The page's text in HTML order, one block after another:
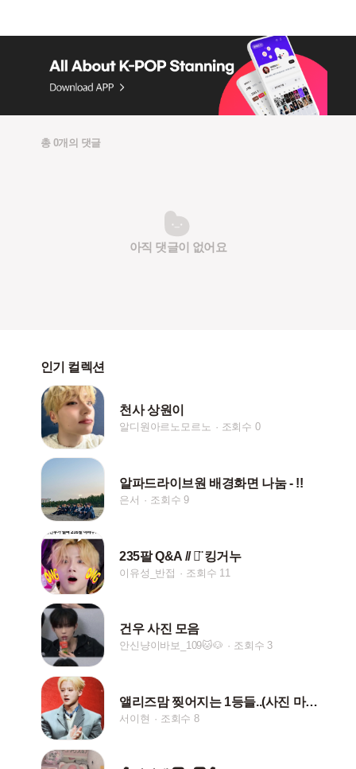
총 0개의 댓글
아직 댓글이 없어요
인기 컬렉션
천사 상원이
알디원아르노모르노 조회수 0
알파드라이브원 배경화면 나눔 - !!
은서 조회수 9
235팔 Q&A // ‪ᯅ̈ 킹거누
이유성_반접 조회수 11
건우 사진 모음
안신냥이바보_109🐱🐶 조회수 3
앨리즈맘 찢어지는 1등들..(사진 마니 못찌겄등...)
서이현 조회수 8